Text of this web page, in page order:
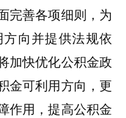
完善各项细则，为
向并提供法规依
加快优化公积金政
金可利用方向，更
作用，提高公积金